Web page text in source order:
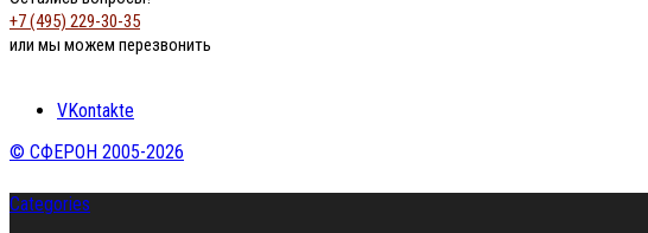
+7 (495) 229-30-35
или мы можем перезвонить
VKontakte
© СФЕРОН 2005-2026
Categories